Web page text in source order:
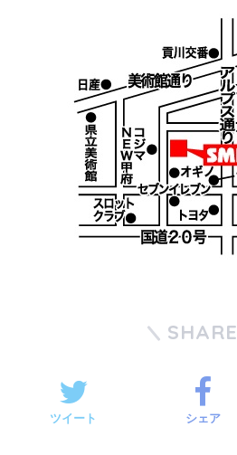
SHARE
ツイート シェア